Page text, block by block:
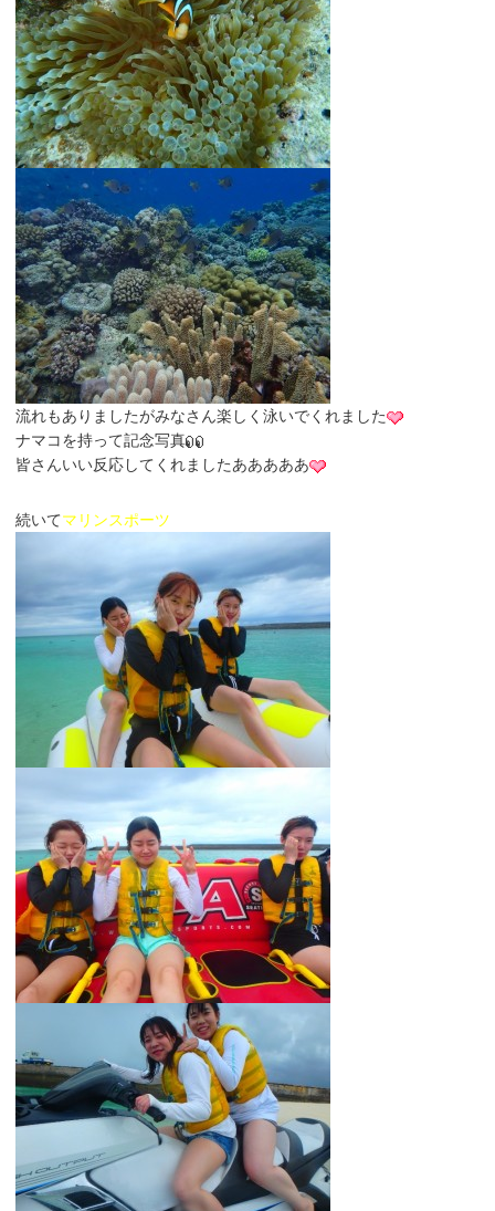
流れもありましたがみなさん楽しく泳いでくれました
ナマコを持って記念写真
皆さんいい反応してくれましたあああああ
続いてマリンスポーツ